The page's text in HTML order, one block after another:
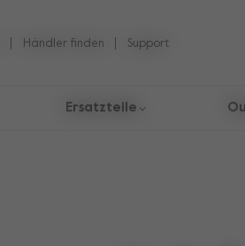
Händler finden Support
Ersatzteile